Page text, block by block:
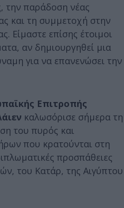
την παράδοση νέας
και τη συμμετοχή στην
Είμαστε επίσης έτοιμοι
αν δημιουργηθεί μια
για να επανενώσει την
Επιτροπής
καλωσόρισε σήμερα τη
του πυρός και
που κρατούνται στη
προσπάθειες
του Κατάρ, της Αιγύπτου